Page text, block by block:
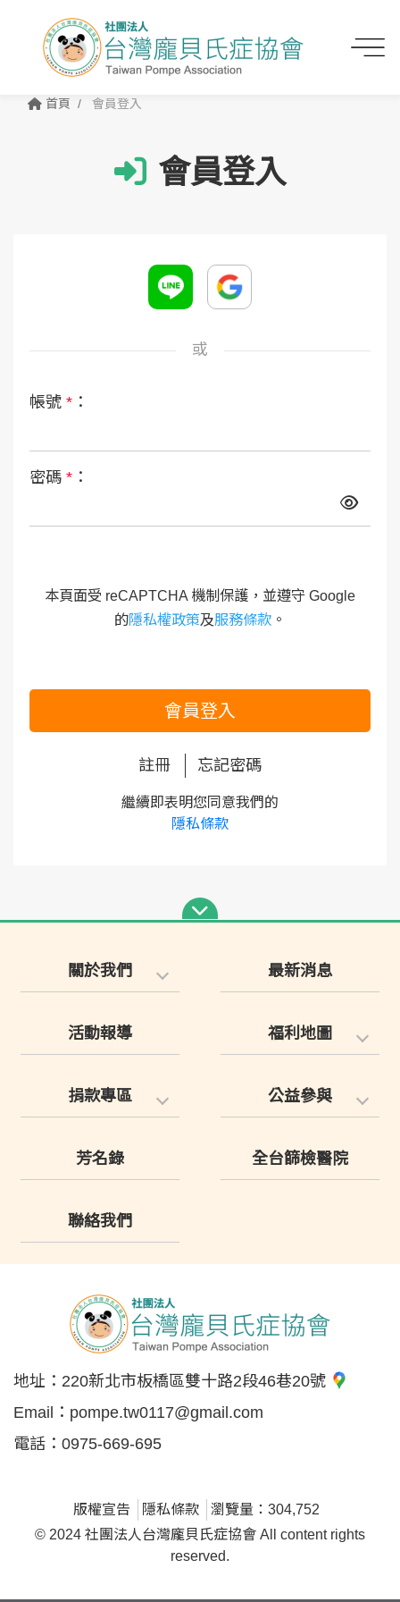
首頁 會員登入
會員登入
或
帳號 * ：
密碼 * ：
本頁面受 reCAPTCHA 機制保護，並遵守 Google
的隱私權政策及服務條款 。
會員登入
註冊 忘記密碼
繼續即表明您同意我們的
隱私條款
關於我們 最新消息
活動報導 福利地圖
捐款專區 公益參與
芳名錄 全台篩檢醫院
聯絡我們
地址： 220新北市板橋區雙十路2段46巷20號
Email： pompe.tw0117@gmail.com
電話： 0975-669-695
版權宣告 隱私條款
瀏覽量：304,752
© 2024 社團法人台灣龐貝氏症協會 All content rights
reserved.